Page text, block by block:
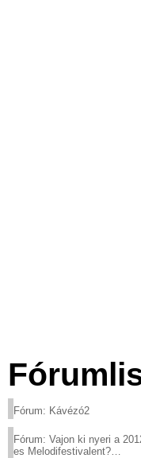
Fórum: Kávézó2
Fórum: Vajon ki nyeri a
es Melodifestivalent?